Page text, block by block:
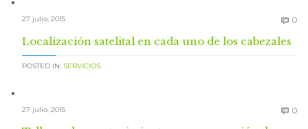
27 julio, 2015  0
Localización satelital en cada uno de los cabezales
POSTED IN: SERVICIOS
27 julio, 2015  0